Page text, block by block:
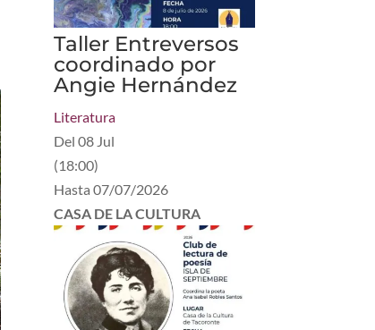
Taller Entreversos
coordinado por
Angie Hernández
Literatura
Del08 Jul
(18:00)
Hasta07/07/2026
CASA DE LA CULTURA